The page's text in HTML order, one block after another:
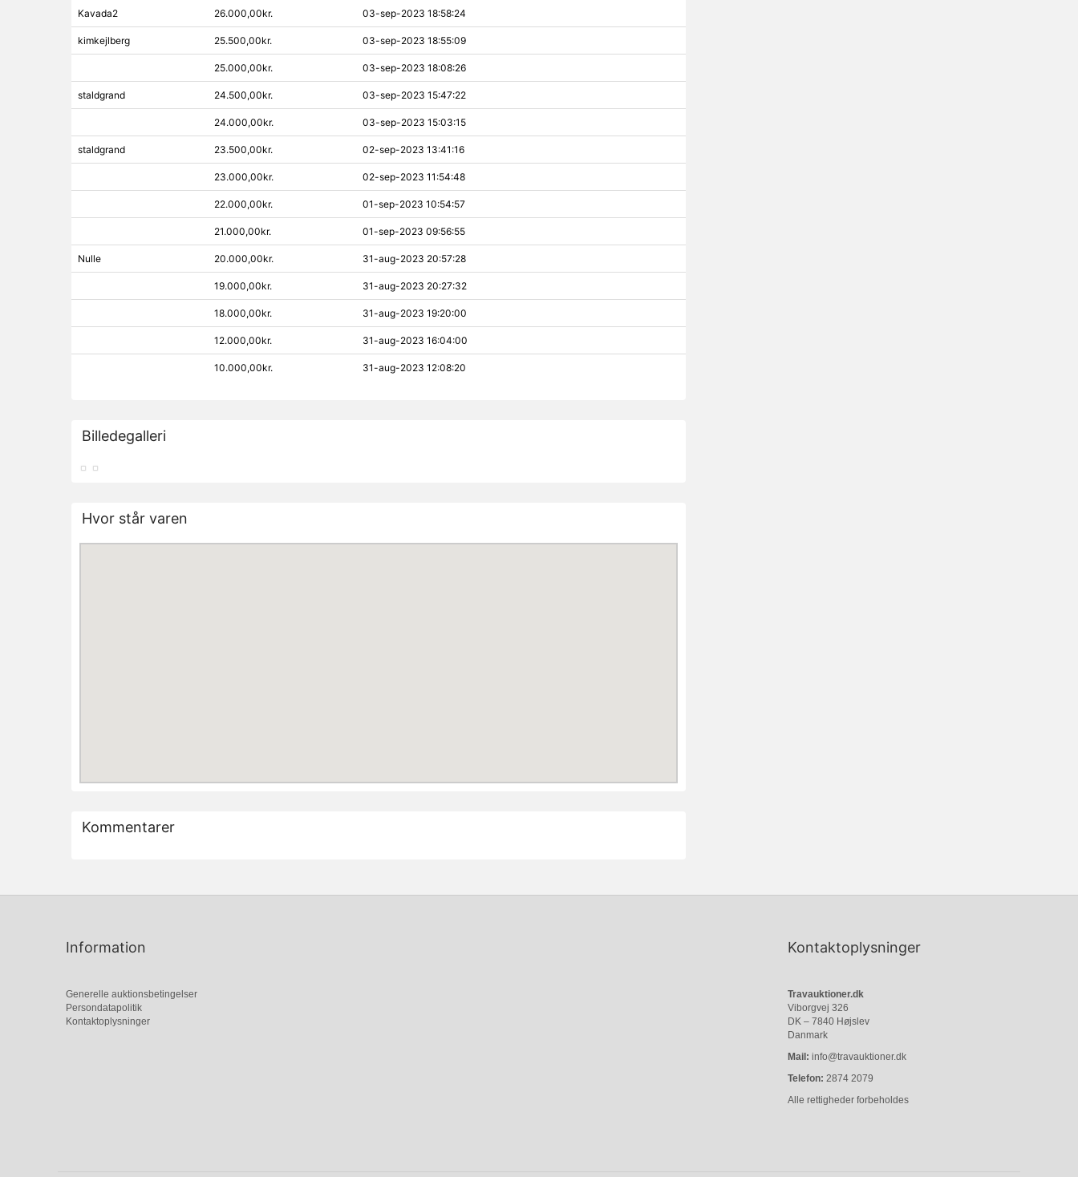
Kavada2 26.000,00kr. 03-sep-2023 18:58:24
kimkejlberg 25.500,00kr. 03-sep-2023 18:55:09
25.000,00kr. 03-sep-2023 18:08:26
staldgrand 24.500,00kr. 03-sep-2023 15:47:22
24.000,00kr. 03-sep-2023 15:03:15
staldgrand 23.500,00kr. 02-sep-2023 13:41:16
23.000,00kr. 02-sep-2023 11:54:48
22.000,00kr. 01-sep-2023 10:54:57
21.000,00kr. 01-sep-2023 09:56:55
Nulle 20.000,00kr. 31-aug-2023 20:57:28
19.000,00kr. 31-aug-2023 20:27:32
18.000,00kr. 31-aug-2023 19:20:00
12.000,00kr. 31-aug-2023 16:04:00
10.000,00kr. 31-aug-2023 12:08:20
Billedegalleri
Hvor står varen
Kommentarer
Information
Generelle auktionsbetingelser
Persondatapolitik
Kontaktoplysninger
Kontaktoplysninger
Travauktioner.dk
Viborgvej 326
DK – 7840 Højslev
Danmark
Mail: info@travauktioner.dk
Telefon: 2874 2079
Alle rettigheder forbeholdes